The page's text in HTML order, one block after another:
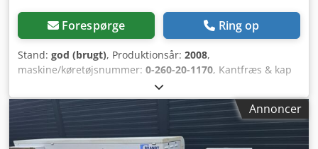
Forespørge Ring op
Stand: god (brugt), Produktionsår: 2008,
maskine/køretøjsnummer: 0-260-20-1170, Kantfræs & kap
Brandt Type: Optimat FTK 130 Nr.: 0-260-20-1170 Årgang:
2008 FTK 130 er udviklet som supplement til
kantlistermaskiner. Hovedanvendelsen for FTK 130 er
formede emner, hvor både indvendige og udvendige
radier kan bearbejdes. Lige emner kan også let
Annoncer